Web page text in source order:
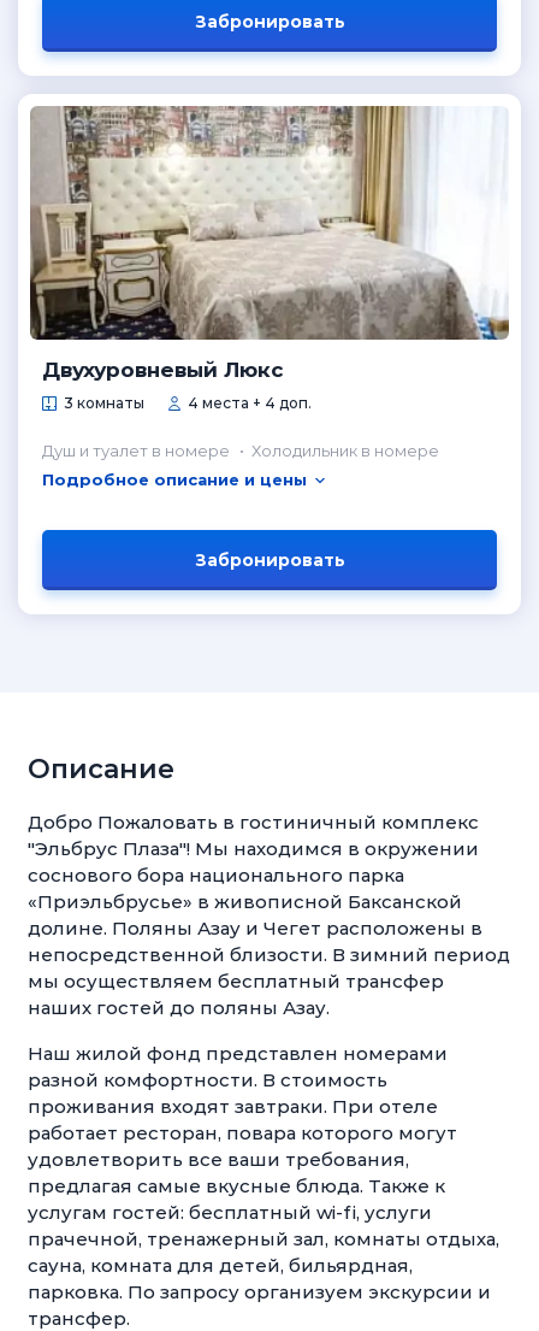
Забронировать
Двухуровневый Люкс
3 комнаты 4 места + 4 доп.
Душ и туалет в номере
Холодильник в номере
Подробное описание и цены
Забронировать
Описание
Добро Пожаловать в гостиничный комплекс
"Эльбрус Плаза"! Мы находимся в окружении
соснового бора национального парка
«Приэльбрусье» в живописной Баксанской
долине. Поляны Азау и Чегет расположены в
непосредственной близости. В зимний период
мы осуществляем бесплатный трансфер
наших гостей до поляны Азау.
Наш жилой фонд представлен номерами
разной комфортности. В стоимость
проживания входят завтраки. При отеле
работает ресторан, повара которого могут
удовлетворить все ваши требования,
предлагая самые вкусные блюда. Также к
услугам гостей: бесплатный wi-fi, услуги
прачечной, тренажерный зал, комнаты отдыха,
сауна, комната для детей, бильярдная,
парковка. По запросу организуем экскурсии и
трансфер.